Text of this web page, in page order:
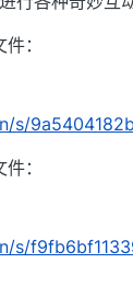
：
s/
：
s/